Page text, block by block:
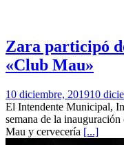
Zara participó
«Club Mau»
10 diciembre, 201910
El Intendente Municipal,
semana de la
Mau y cervecería [...]